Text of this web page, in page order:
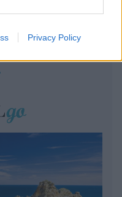
Privacy Policy